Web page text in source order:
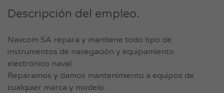
Descripción del empleo.
Navcom SA repara y mantiene todo tipo de
instrumentos de navegación y equipamiento
electrónico naval.
Reparamos y damos mantenimiento a equipos de
cualquier marca y modelo.